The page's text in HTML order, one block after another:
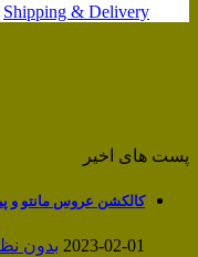
Shipping & Delivery
پست های اخیر
کالکشن عروس مانتو و
2023-02-01 بدون